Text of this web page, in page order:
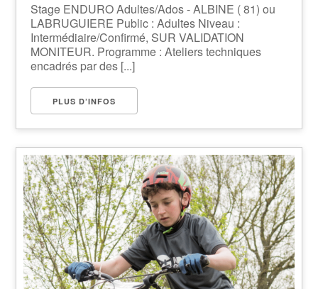
Stage ENDURO Adultes/Ados - ALBINE ( 81) ou
LABRUGUIERE Public : Adultes Niveau :
Intermédiaire/Confirmé, SUR VALIDATION
MONITEUR. Programme : Ateliers techniques
encadrés par des [...]
PLUS D’INFOS